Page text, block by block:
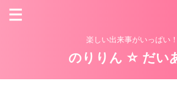
楽しい出来事がいっぱい！
のりりん ☆ だい